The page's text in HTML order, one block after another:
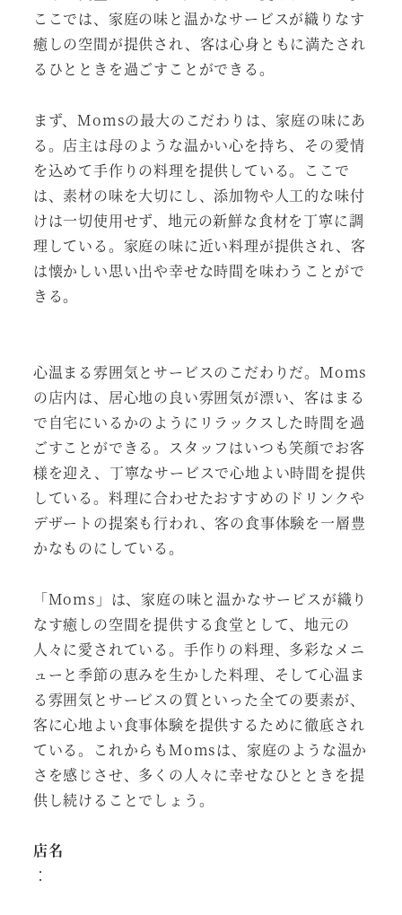
ここでは、家庭の味と温かなサービスが織りなす
癒しの空間が提供され、客は心身ともに満たされ
るひとときを過ごすことができる。
まず、Momsの最大のこだわりは、家庭の味にあ
る。店主は母のような温かい心を持ち、その愛情
を込めて手作りの料理を提供している。ここで
は、素材の味を大切にし、添加物や人工的な味付
けは一切使用せず、地元の新鮮な食材を丁寧に調
理している。家庭の味に近い料理が提供され、客
は懐かしい思い出や幸せな時間を味わうことがで
きる。
心温まる雰囲気とサービスのこだわりだ。Moms
の店内は、居心地の良い雰囲気が漂い、客はまる
で自宅にいるかのようにリラックスした時間を過
ごすことができる。スタッフはいつも笑顔でお客
様を迎え、丁寧なサービスで心地よい時間を提供
している。料理に合わせたおすすめのドリンクや
デザートの提案も行われ、客の食事体験を一層豊
かなものにしている。
「Moms」は、家庭の味と温かなサービスが織り
なす癒しの空間を提供する食堂として、地元の
人々に愛されている。手作りの料理、多彩なメニ
ューと季節の恵みを生かした料理、そして心温ま
る雰囲気とサービスの質といった全ての要素が、
客に心地よい食事体験を提供するために徹底され
ている。これからもMomsは、家庭のような温か
さを感じさせ、多くの人々に幸せなひとときを提
供し続けることでしょう。
店名
：